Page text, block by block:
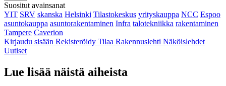
Suositut avainsanat
YIT SRV skanska Helsinki Tilastokeskus yrityskauppa NCC Espoo
asuntokauppa asuntorakentaminen Infra talotekniikka rakentaminen
Tampere Caverion
Kirjaudu sisään Rekisteröidy Tilaa Rakennuslehti Näköislehdet
Uutiset
Lue lisää näistä aiheista